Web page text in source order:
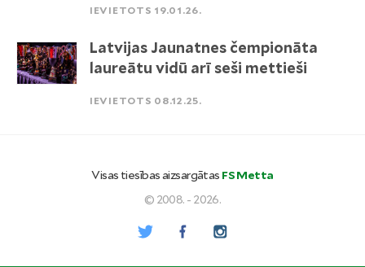
IEVIETOTS 19.01.26.
Latvijas Jaunatnes čempionāta
laureātu vidū arī seši mettieši
IEVIETOTS 08.12.25.
Visas tiesības aizsargātas FS Metta
© 2008. - 2026.